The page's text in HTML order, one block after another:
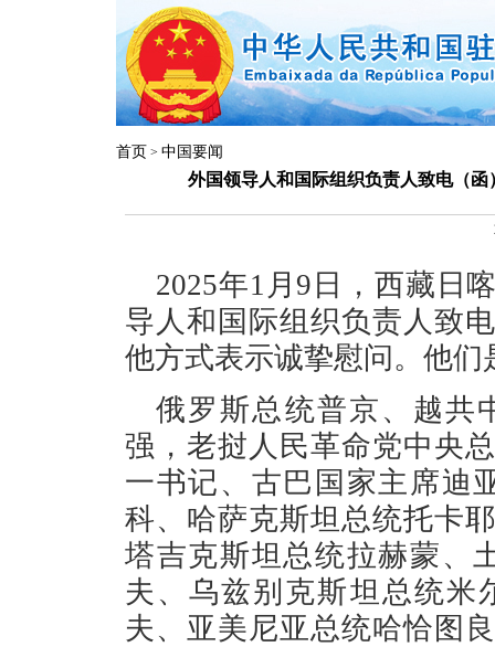
首页 > 中国要闻
外国领导人和国际组织负责人致电（
2025年1月9日，西藏日
导人和国际组织负责人致
他方式表示诚挚慰问。他们
俄罗斯总统普京、越共
强，老挝人民革命党中央
一书记、古巴国家主席迪
科、哈萨克斯坦总统托卡
塔吉克斯坦总统拉赫蒙、
夫、乌兹别克斯坦总统米
夫、亚美尼亚总统哈恰图